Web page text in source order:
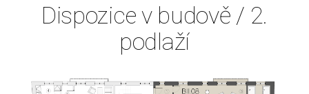
Dispozice v budově / 2.
podlaží